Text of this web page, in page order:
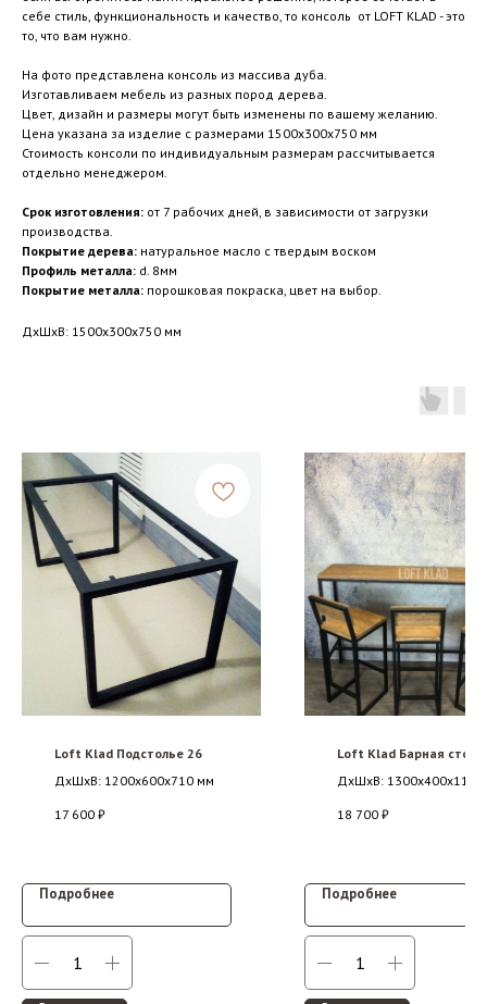
себе стиль, функциональность и качество, то консоль от LOFT KLAD - это
то, что вам нужно.
На фото представлена консоль из массива дуба.
Изготавливаем мебель из разных пород дерева.
Цвет, дизайн и размеры могут быть изменены по вашему желанию.
Цена указана за изделие с размерами 1500x300x750 мм
Стоимость консоли по индивидуальным размерам рассчитывается
отдельно менеджером.
Срок изготовления: от 7 рабочих дней, в зависимости от загрузки
производства.
Покрытие дерева: натуральное масло с твердым воском
Профиль металла: d. 8мм
Покрытие металла: порошковая покраска, цвет на выбор.
ДxШxВ: 1500x300x750 мм
Loft Klad Подстолье 26
ДxШxВ: 1200x600x710 мм
17 600 ₽
Подробнее
Loft Klad Барная
ДxШxВ:
18 700 ₽
Подробнее